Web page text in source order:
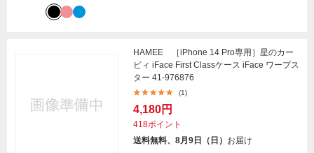
HAMEE ［iPhone 14 Pro専用］星のカー
ビィ iFace First Classケース iFace ワープス
ター 41-976876
(1)
4,180円
418ポイント
送料無料、8月9日（日） お届け